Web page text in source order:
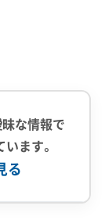
と特有
究拠点と、
な情報で
ます。
る